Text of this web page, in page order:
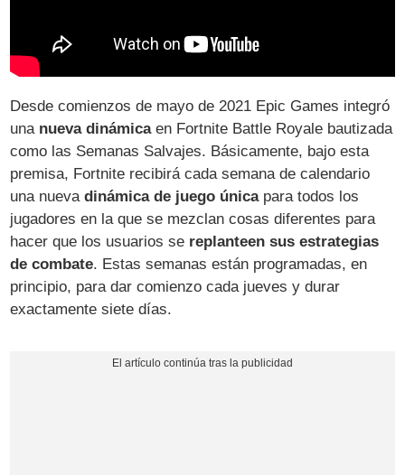
Desde comienzos de mayo de 2021 Epic Games integró
una nueva dinámicaen Fortnite Battle Royale bautizada
como las Semanas Salvajes. Básicamente, bajo esta
premisa, Fortnite recibirá cada semana de calendario
una nuevadinámica de juego únicapara todos los
jugadores en la que se mezclan cosas diferentes para
hacer que los usuarios se replanteen sus estrategias
de combate. Estas semanas están programadas, en
principio, para dar comienzo cada jueves y durar
exactamente siete días.